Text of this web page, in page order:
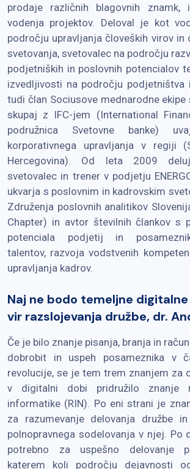
prodaje različnih blagovnih znamk,
vodenja projektov. Deloval je kot
področju upravljanja človeških virov in
svetovanja, svetovalec na področju
podjetniških in poslovnih potencialov
izvedljivosti na področju podjetništva
tudi član Sociusove mednarodne ekipe
skupaj z IFC-jem (International
podružnica Svetovne banke)
korporativnega upravljanja v regiji
Hercegovina). Od leta 2009
svetovalec in trener v podjetju
ukvarja s poslovnim in kadrovskim
Združenja poslovnih analitikov
Chapter) in avtor številnih člankov s
potenciala podjetij in
talentov, razvoja vodstvenih
upravljanja kadrov.
Naj ne bodo temeljne
vir razslojevanja družbe, dr.
Če je bilo znanje pisanja, branja in
dobrobit in uspeh posameznika v
revolucije, se je tem trem znanjem za
v digitalni dobi pridružilo znanje
informatike (RIN). Po eni strani je
za razumevanje delovanja družbe
polnopravnega sodelovanja v njej. Po
potrebno za uspešno delovanje
katerem koli področju dejavnosti